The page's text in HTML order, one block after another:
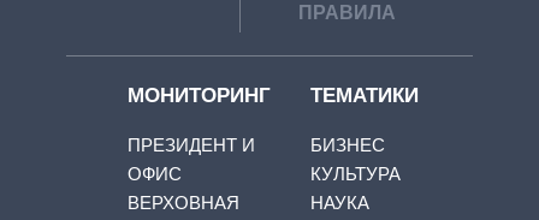
ПРАВИЛА
МОНИТОРИНГ
ПРЕЗИДЕНТ И
ОФИС
ВЕРХОВНАЯ
ТЕМАТИКИ
БИЗНЕС
КУЛЬТУРА
НАУКА